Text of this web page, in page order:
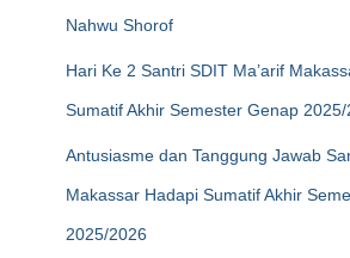
Nahwu Shorof
Hari Ke 2 Santri SDIT Ma’arif
Sumatif Akhir Semester Genap 2025/
Antusiasme dan Tanggung Jawab
Makassar Hadapi Sumatif Akhir
2025/2026